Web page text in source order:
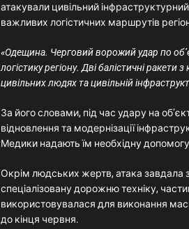
атакували цивільний
важливих логістичних маршрутів
«Одещина. Черговий ворожий удар по
логістику регіону. Дві балістичні
цивільних людях та цивільній
За його словами, під час удару на
відновлення та модернізації
Медики надають їм необхідну
Окрім людських жертв, атака
спеціалізовану дорожню техніку,
використовувалася для виконання
до кінця червня.